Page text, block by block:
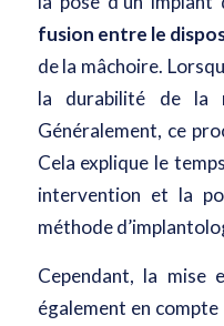
fusion entre le
de la mâchoire.
la durabilité de la
Généralement, ce
Cela explique le
intervention et la
méthode
Cependant, la mise
également en